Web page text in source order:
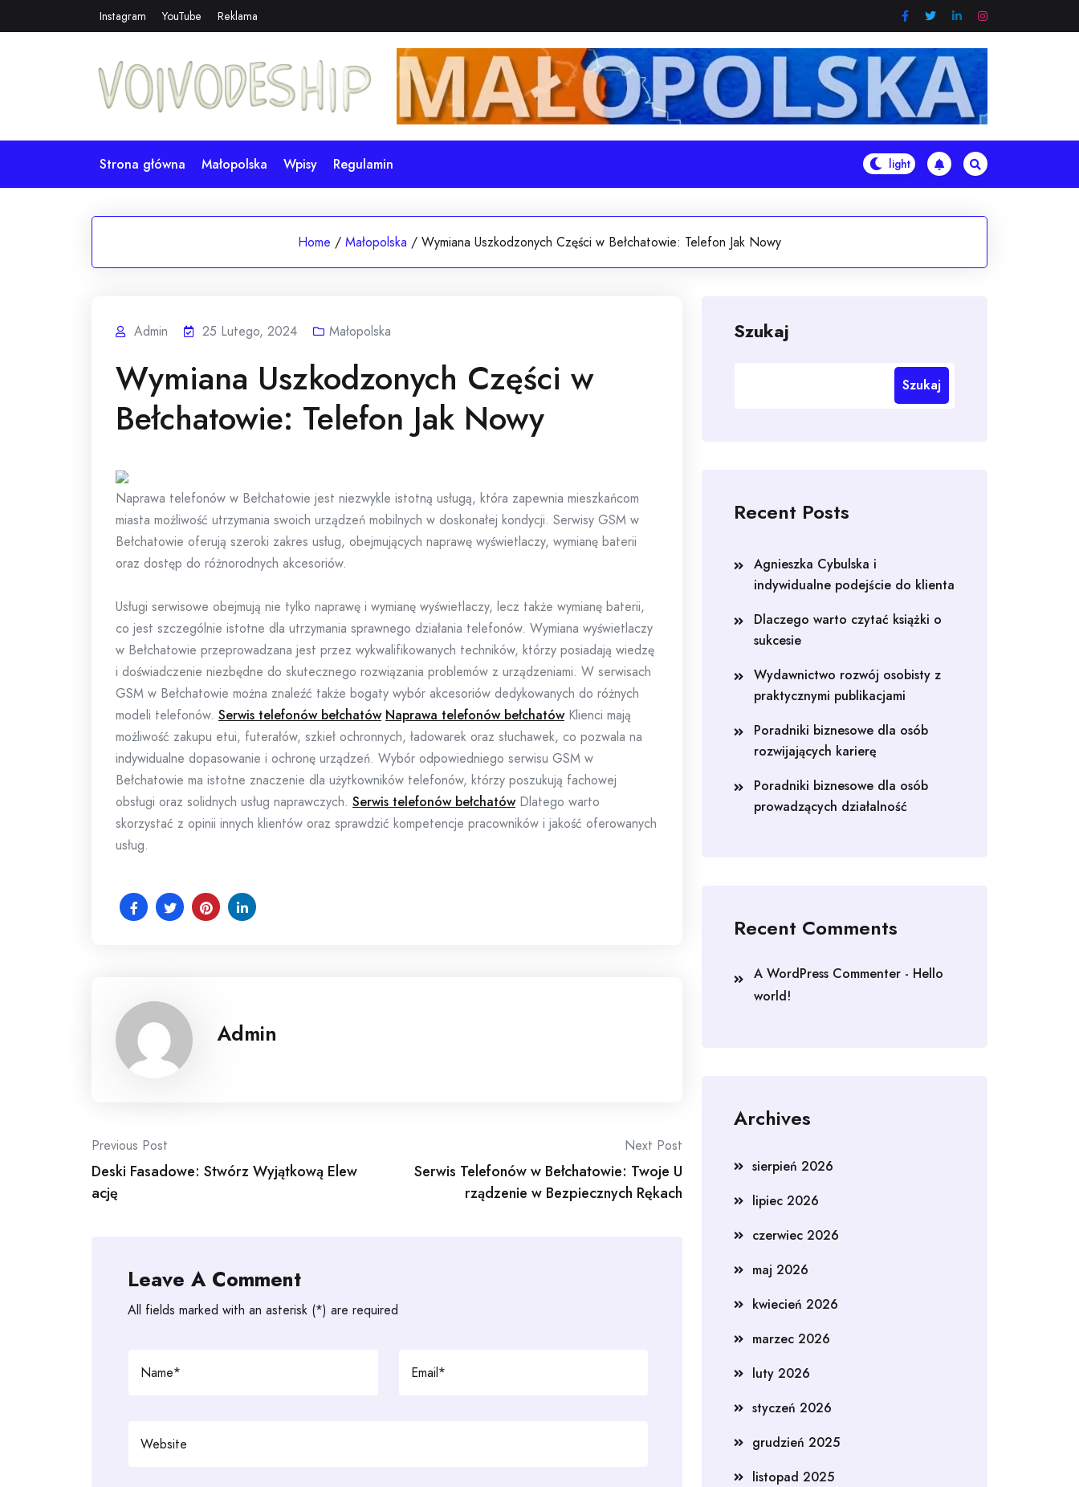
to
Instagram YouTube Reklama
Strona główna Małopolska Wpisy Regulamin
Home / Małopolska / Wymiana Uszkodzonych Części w Bełchatowie: Telefon Jak Nowy
Admin 25 Lutego, 2024 Małopolska
Wymiana Uszkodzonych Części w
Bełchatowie: Telefon Jak Nowy
Naprawa telefonów w Bełchatowie jest niezwykle istotną usługą, która zapewnia mieszkańcom
miasta możliwość utrzymania swoich urządzeń mobilnych w doskonałej kondycji. Serwisy GSM w
Bełchatowie oferują szeroki zakres usług, obejmujących naprawę wyświetlaczy, wymianę baterii
oraz dostęp do różnorodnych akcesoriów.
Usługi serwisowe obejmują nie tylko naprawę i wymianę wyświetlaczy, lecz także wymianę baterii,
co jest szczególnie istotne dla utrzymania sprawnego działania telefonów. Wymiana wyświetlaczy
w Bełchatowie przeprowadzana jest przez wykwalifikowanych techników, którzy posiadają wiedzę
i doświadczenie niezbędne do skutecznego rozwiązania problemów z urządzeniami. W serwisach
GSM w Bełchatowie można znaleźć także bogaty wybór akcesoriów dedykowanych do różnych
modeli telefonów. Serwis telefonów bełchatów Naprawa telefonów bełchatówKlienci mają
możliwość zakupu etui, futerałów, szkieł ochronnych, ładowarek oraz słuchawek, co pozwala na
indywidualne dopasowanie i ochronę urządzeń. Wybór odpowiedniego serwisu GSM w
Bełchatowie ma istotne znaczenie dla użytkowników telefonów, którzy poszukują fachowej
obsługi oraz solidnych usług naprawczych. Serwis telefonów bełchatówDlatego warto
skorzystać z opinii innych klientów oraz sprawdzić kompetencje pracowników i jakość oferowanych
usług.
Admin
Post
navigation
Previous Post
Deski Fasadowe: Stwórz Wyjątkową Elew
ację
Next Post
Serwis Telefonów w Bełchatowie: Twoje U
rządzenie w Bezpiecznych Rękach
Leave A Comment
All fields marked with an asterisk (*) are required
Szukaj
Szukaj
Recent Posts
Agnieszka Cybulska i
indywidualne podejście do klienta
Dlaczego warto czytać książki o
sukcesie
Wydawnictwo rozwój osobisty z
praktycznymi publikacjami
Poradniki biznesowe dla osób
rozwijających karierę
Poradniki biznesowe dla osób
prowadzących działalność
Recent Comments
A WordPress Commenter - Hello
world!
Archives
sierpień 2026
lipiec 2026
czerwiec 2026
maj 2026
kwiecień 2026
marzec 2026
luty 2026
styczeń 2026
grudzień 2025
listopad 2025